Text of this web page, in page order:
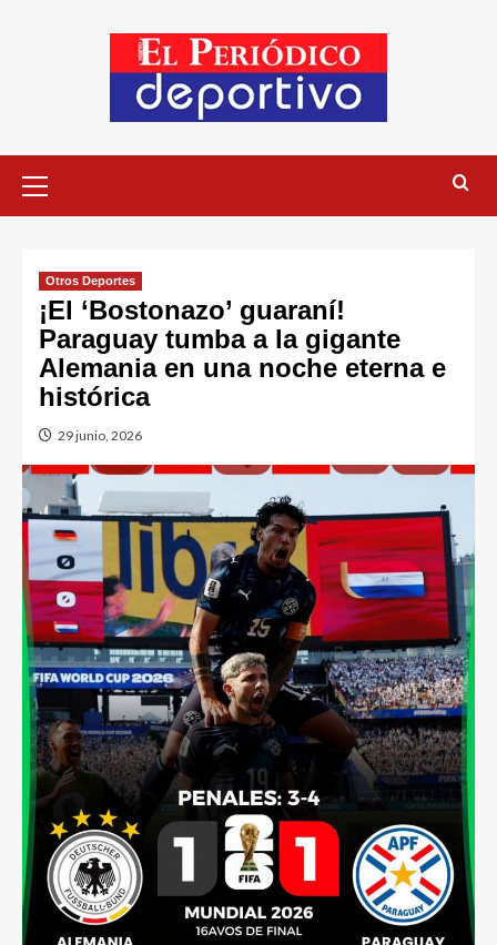
Otros Deportes
¡El ‘Bostonazo’ guaraní!
Paraguay tumba a la gigante
Alemania en una noche eterna e
histórica
29 junio, 2026